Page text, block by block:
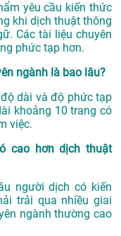
yêu cầu kiến thức
khi dịch thuật thông
Các tài liệu chuyên
phức tạp hơn.
ngành là bao lâu?
dài và độ phức tạp
khoảng 10 trang có
việc.
cao hơn dịch thuật
người dịch có kiến
trải qua nhiều giai
ngành thường cao